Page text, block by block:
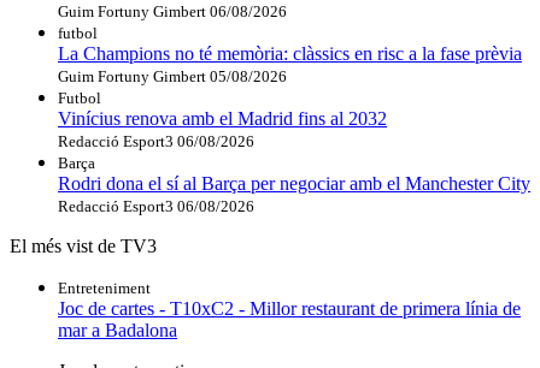
Guim Fortuny Gimbert 06/08/2026
futbol
La Champions no té memòria: clàssics en risc a la fase prèvia
Guim Fortuny Gimbert 05/08/2026
Futbol
Vinícius renova amb el Madrid fins al 2032
Redacció Esport3 06/08/2026
Barça
Rodri dona el sí al Barça per negociar amb el Manchester City
Redacció Esport3 06/08/2026
El més vist de TV3
Entreteniment
Joc de cartes - T10xC2 - Millor restaurant de primera línia de
mar a Badalona